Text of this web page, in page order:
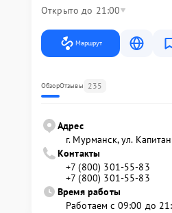
Открыто до 21:00
Маршрут
ОбзорОтзывы 235
Адрес
г. Мурманск, ул.
Контакты
+7 (800) 301-55-83
+7 (800) 301-55-83
Время работы
Работаем с 09:00 до